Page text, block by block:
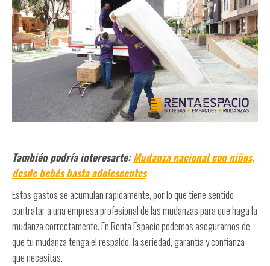
También podría interesarte:Mudanza nacional con niños,
desde bebés hasta adolescentes
Estos gastos se acumulan rápidamente, por lo que tiene sentido
contratar a una empresa profesional de las mudanzas para que haga la
mudanza correctamente. En Renta Espacio podemos asegurarnos de
que tu mudanza tenga el respaldo, la seriedad, garantía y confianza
que necesitas.